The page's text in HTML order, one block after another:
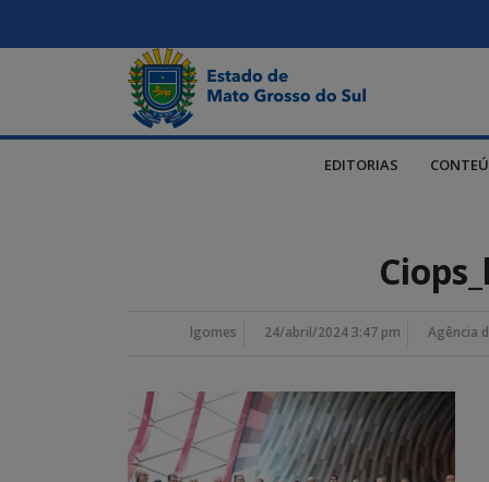
EDITORIAS
lgomes 24/abril/2024 3:47 pm Agência